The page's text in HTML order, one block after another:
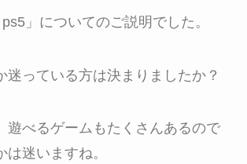
」についてのご説明でした。
迷っている方は決まりましたか？
遊べるゲームもたくさんあるので
は迷いますね。